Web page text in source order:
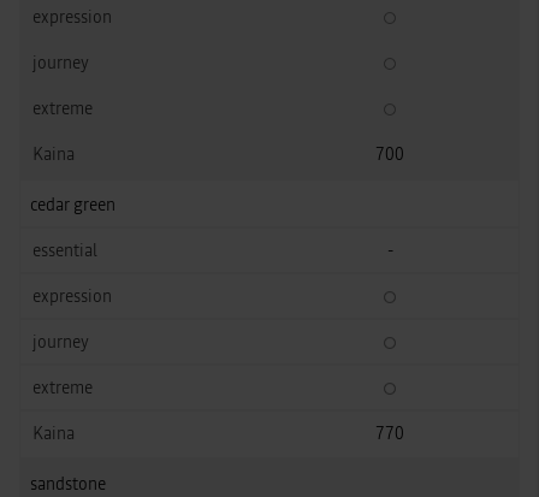
700
cedar green
-
770
sandstone